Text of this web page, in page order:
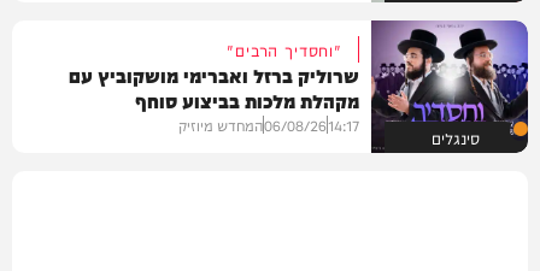
סינגלים
"וחסדיך הרבים"
שרוליק ברזל ואברימי מושקוביץ עם
מקהלת מלכות בביצוע סוחף
14:17
06/08/26המחדש מיוזיק